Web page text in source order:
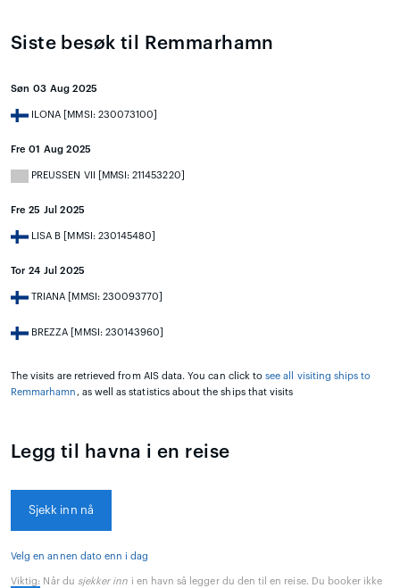
Siste besøk til Remmarhamn
Søn 03 Aug 2025
ILONA [MMSI: 230073100]
Fre 01 Aug 2025
PREUSSEN VII [MMSI: 211453220]
Fre 25 Jul 2025
LISA B [MMSI: 230145480]
Tor 24 Jul 2025
TRIANA [MMSI: 230093770]
BREZZA [MMSI: 230143960]
The visits are retrieved from AIS data. You can click tosee all visiting ships to
Remmarhamn, as well as statistics about the ships that visits
Legg til havna i en reise
Sjekk inn nå
Velg en annen dato enn i dag
Viktig: Når du sjekker inn i en havn så legger du den til en reise. Du booker ikke